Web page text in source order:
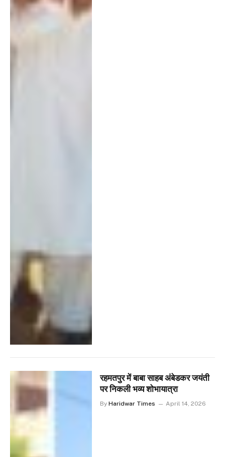
रहमतपुर में बाबा साहब अंबेडकर जयंती
पर निकली भव्य शोभायात्रा
By Haridwar Times April 14, 2026